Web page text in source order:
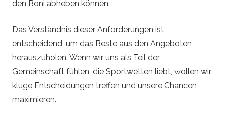
den Boni abheben können.
Das Verständnis dieser Anforderungen ist
entscheidend, um das Beste aus den Angeboten
herauszuholen. Wenn wir uns als Teil der
Gemeinschaft fühlen, die Sportwetten liebt, wollen wir
kluge Entscheidungen treffen und unsere Chancen
maximieren.